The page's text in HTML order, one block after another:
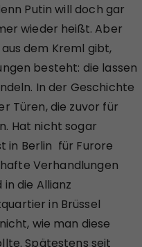
Putin will doch gar
wieder heißt. Aber
dem Kreml gibt,
besteht: die lassen
In der Geschichte
Türen, die zuvor für
Hat nicht sogar
in Berlin für Furore
Verhandlungen
die Allianz
in Brüssel
wie man diese
Spätestens seit